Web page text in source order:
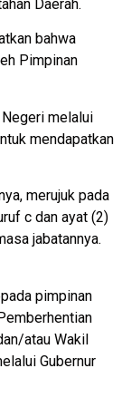
Daerah.
bahwa
Pimpinan
melalui
mendapatkan
merujuk pada
c dan ayat (2)
jabatannya.
pimpinan
atau Wakil
Gubernur